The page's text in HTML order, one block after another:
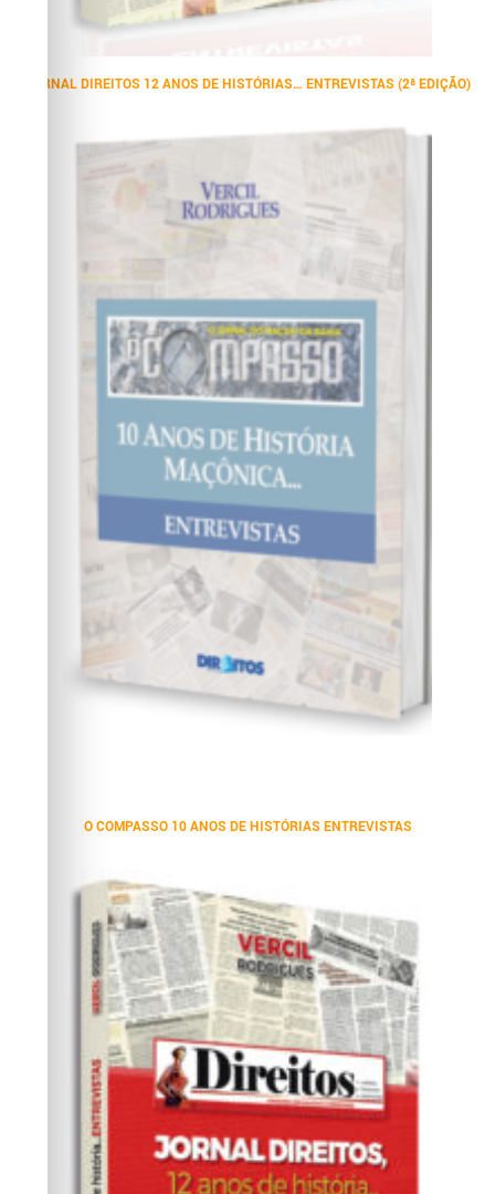
JORNAL DIREITOS 12 ANOS DE HISTÓRIAS… ENTREVISTAS (2ª EDIÇÃO)
O COMPASSO 10 ANOS DE HISTÓRIAS ENTREVISTAS